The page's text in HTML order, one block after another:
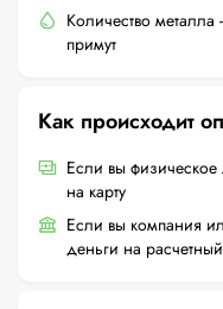
Количество
примут
Как происходит
Если вы
на карту
Если вы компания
деньги на